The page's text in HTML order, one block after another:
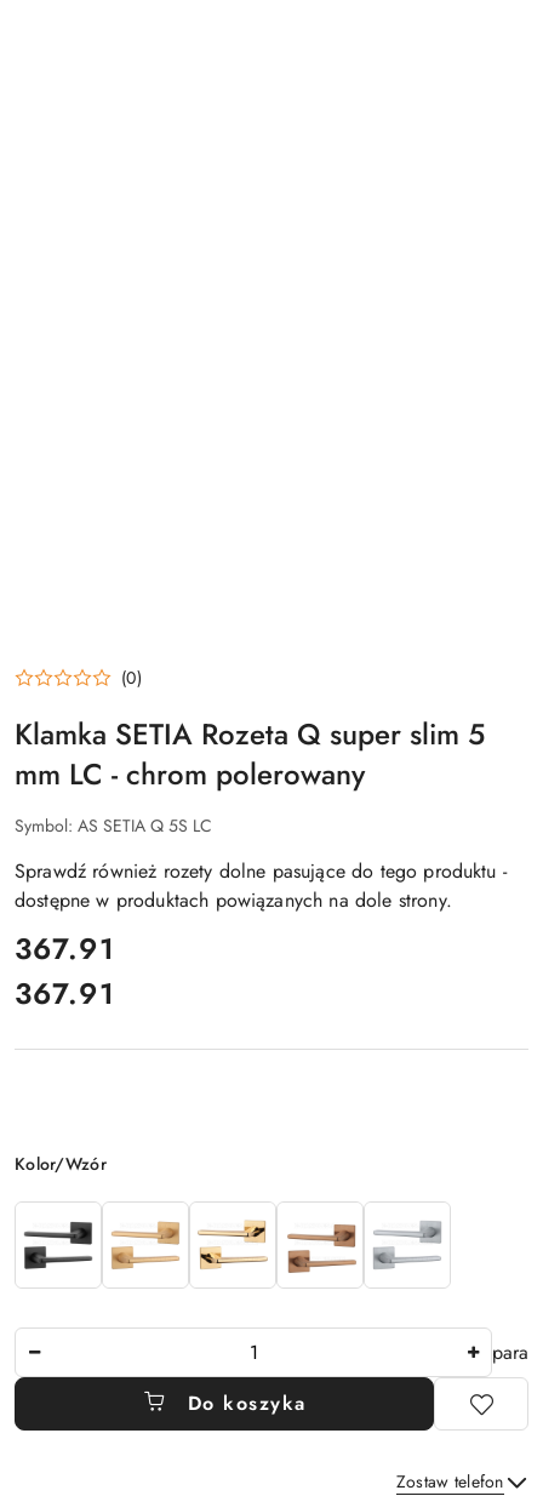
(0)
Klamka SETIA Rozeta Q super slim 5
mm LC - chrom polerowany
Symbol: AS SETIA Q 5S LC
Sprawdź również rozety dolne pasujące do tego produktu -
dostępne w produktach powiązanych na dole strony.
cena:
367.91
Cena:
367.91
Wariant
Kolor/Wzór
para
Do koszyka
Zostaw telefon